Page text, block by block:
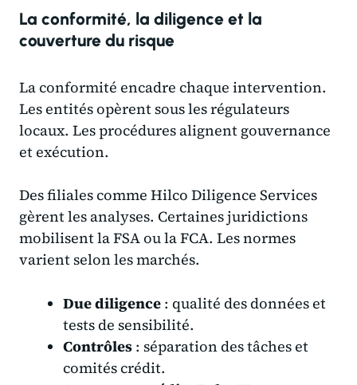
La conformité, la diligence et la
couverture du risque
La conformité encadre chaque intervention.
Les entités opèrent sous les régulateurs
locaux. Les procédures alignent gouvernance
et exécution.
Des filiales comme Hilco Diligence Services
gèrent les analyses. Certaines juridictions
mobilisent la FSA ou la FCA. Les normes
varient selon les marchés.
Due diligence: qualité des données et
tests de sensibilité.
Contrôles: séparation des tâches et
comités crédit.